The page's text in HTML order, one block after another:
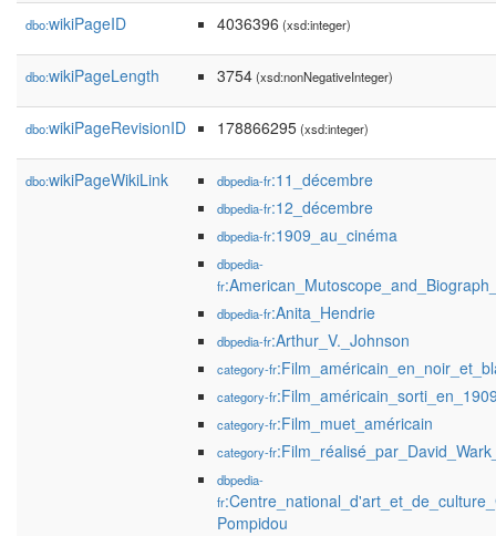
dbo:wikiPageID 4036396 (xsd:integer)
dbo:wikiPageLength 3754(xsd:nonNegativeInteger)
dbo:wikiPageRevisionID 178866295(xsd:integer)
dbo:wikiPageWikiLink dbpedia-fr:11_décembre
dbpedia-fr:12_décembre
dbpedia-fr:1909_au_cinéma
dbpedia-
fr
dbpedia-fr:Anita_Hendrie
dbpedia-fr:Arthur_V._Johnson
category-fr
category-fr
category-fr:Film_muet_américain
category-fr
dbpedia-
fr
Pompidou